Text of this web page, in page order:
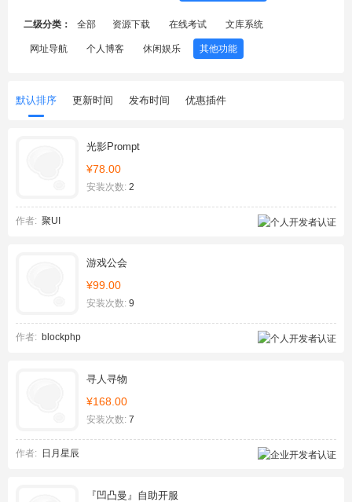
二级分类： 全部 资源下载 在线考试 文库系统
网址导航 个人博客 休闲娱乐 其他功能
默认排序 更新时间 发布时间 优惠插件
光影Prompt
¥78.00
安装次数: 2
作者: 聚UI
游戏公会
¥99.00
安装次数: 9
作者: blockphp
寻人寻物
¥168.00
安装次数: 7
作者: 日月星辰
『凹凸曼』自助开服